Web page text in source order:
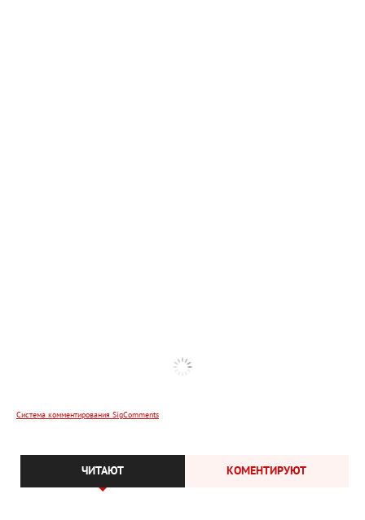
Система комментирования SigComments
ЧИТАЮТ КОМЕНТИРУЮТ